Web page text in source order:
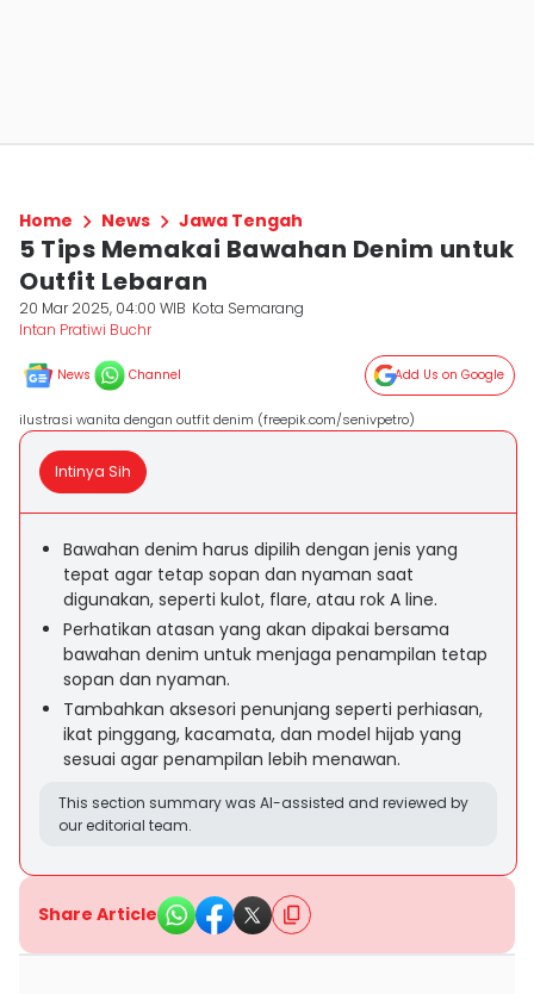
Home News Jawa Tengah
5 Tips Memakai Bawahan Denim untuk
Outfit Lebaran
20 Mar 2025, 04:00 WIB Kota Semarang
Intan Pratiwi Buchr
News Channel Add Us on Google
ilustrasi wanita dengan outfit denim (freepik.com/senivpetro)
Intinya Sih
Bawahan denim harus dipilih dengan jenis yang
tepat agar tetap sopan dan nyaman saat
digunakan, seperti kulot, flare, atau rok A line.
Perhatikan atasan yang akan dipakai bersama
bawahan denim untuk menjaga penampilan tetap
sopan dan nyaman.
Tambahkan aksesori penunjang seperti perhiasan,
ikat pinggang, kacamata, dan model hijab yang
sesuai agar penampilan lebih menawan.
This section summary was AI-assisted and reviewed by
our editorial team.
Share Article